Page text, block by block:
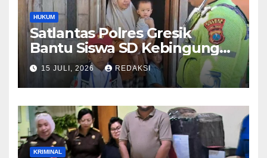
HUKUM
Satlantas Polres Gresik
Bantu Siswa SD Kebingungan
Saat Pulang Sekolah,
Langsung Diantar ke Rumah
Orang Tua Lega
15 JULI, 2026 REDAKSI
KRIMINAL